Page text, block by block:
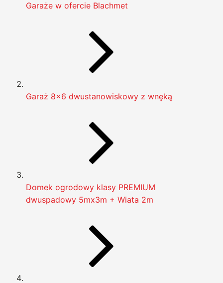
Garaże w ofercie Blachmet
Garaż 8x6 dwustanowiskowy z wnęką
Domek ogrodowy klasy PREMIUM
dwuspadowy 5mx3m + Wiata 2m